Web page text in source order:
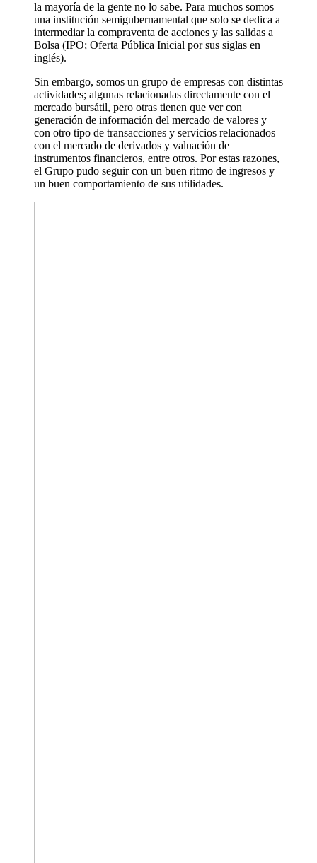
la mayoría de la gente no lo sabe. Para muchos somos
una institución semigubernamental que solo se dedica a
intermediar la compraventa de acciones y las salidas a
Bolsa (IPO; Oferta Pública Inicial por sus siglas en
inglés).
Sin embargo, somos un grupo de empresas con distintas
actividades; algunas relacionadas directamente con el
mercado bursátil, pero otras tienen que ver con
generación de información del mercado de valores y
con otro tipo de transacciones y servicios relacionados
con el mercado de derivados y valuación de
instrumentos financieros, entre otros. Por estas razones,
el Grupo pudo seguir con un buen ritmo de ingresos y
un buen comportamiento de sus utilidades.